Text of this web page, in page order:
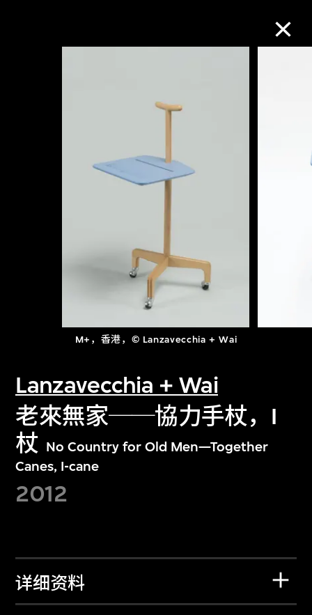
M+，香港，© Lanzavecchia + Wai
Lanzavecchia + Wai
老來無家──協力手杖，I
杖 No Country for Old Men—Together
Canes, I-cane
2012
详细资料
探索世界顶级的二十及二十一世纪视觉